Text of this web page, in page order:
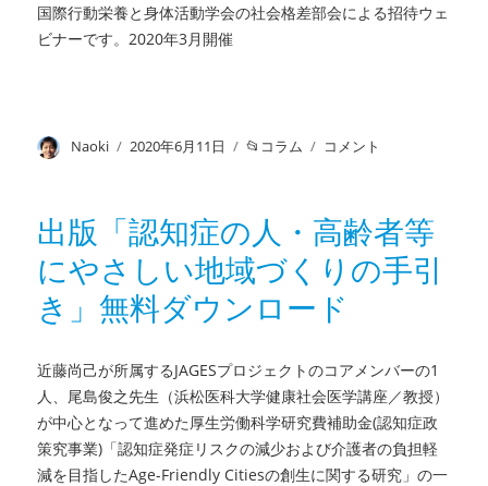
～）
国際行動栄養と身体活動学会の社会格差部会による招待ウェ
ビナーです。2020年3月開催
投
Naoki
投
2020年6月11日
カ
リ
ー
コラム
参
た
シ
ン
ポ
ジ
ウ
等
の
ビ
デ
オ
コメント
出版「認知症の人・高齢者等
にやさしい地域づくりの手引
き」無料ダウンロード
近藤尚己が所属するJAGESプロジェクトのコアメンバーの1
人、尾島俊之先生（浜松医科大学健康社会医学講座／教授）
が中心となって進めた厚生労働科学研究費補助金(認知症政
策究事業)「認知症発症リスクの減少および介護者の負担軽
減を目指したAge-Friendly Citiesの創生に関する研究」の一